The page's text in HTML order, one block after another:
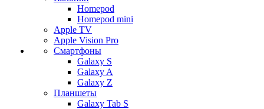
Homepod
Homepod mini
Apple TV
Apple Vision Pro
Смартфоны
Galaxy S
Galaxy A
Galaxy Z
Планшеты
Galaxy Tab S